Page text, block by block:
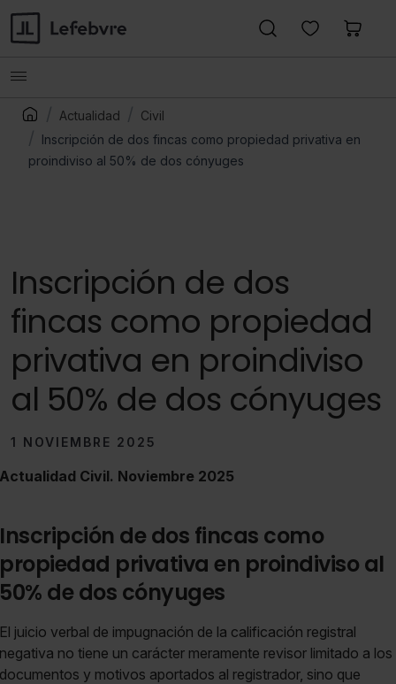
Actualidad
Civil
Inscripción de dos fincas como propiedad privativa en
proindiviso al 50% de dos cónyuges
Inscripción de dos
fincas como propiedad
privativa en proindiviso
al 50% de dos cónyuges
1 NOVIEMBRE 2025
Actualidad Civil. Noviembre 2025
Inscripción de dos fincas como
propiedad privativa en proindiviso al
50% de dos cónyuges
El juicio verbal de impugnación de la calificación registral
negativa no tiene un carácter meramente revisor limitado a los
documentos y motivos aportados al registrador, sino que